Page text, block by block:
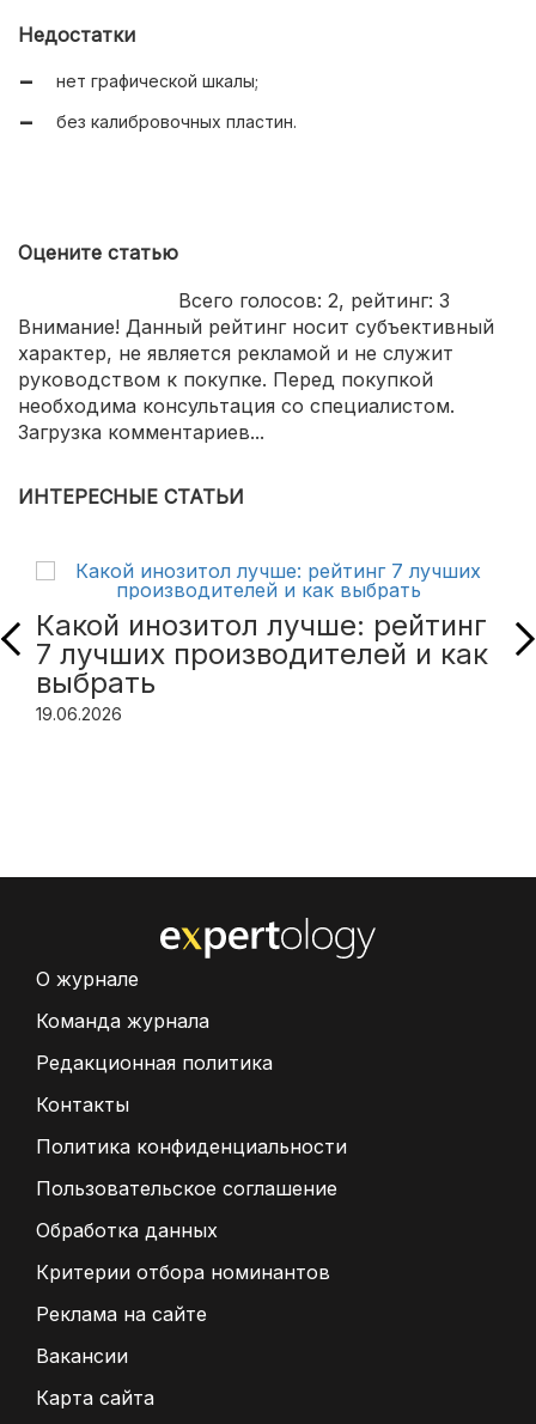
Недостатки
нет графической шкалы;
без калибровочных пластин.
Оцените статью
Всего голосов: 2, рейтинг: 3
Внимание! Данный рейтинг носит субъективный
характер, не является рекламой и не служит
руководством к покупке. Перед покупкой
необходима консультация со специалистом.
Загрузка комментариев...
ИНТЕРЕСНЫЕ СТАТЬИ
Какой инозитол лучше: рейтинг
7 лучших производителей и как
выбрать
19.06.2026
О журнале
Команда журнала
Редакционная политика
Контакты
Политика конфиденциальности
Пользовательское соглашение
Обработка данных
Критерии отбора номинантов
Реклама на сайте
Вакансии
Карта сайта